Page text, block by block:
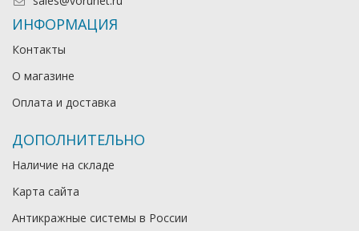
ИНФОРМАЦИЯ
Контакты
О магазине
Оплата и доставка
ДОПОЛНИТЕЛЬНО
Наличие на складе
Карта сайта
Антикражные системы в России